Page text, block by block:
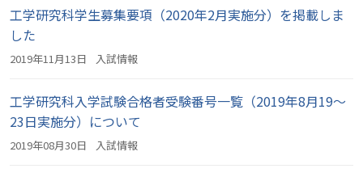
工学研究科学生募集要項（2020年2月実施分）を掲載しま
した
2019年11月13日 入試情報
工学研究科入学試験合格者受験番号一覧（2019年8月19～
23日実施分）について
2019年08月30日 入試情報